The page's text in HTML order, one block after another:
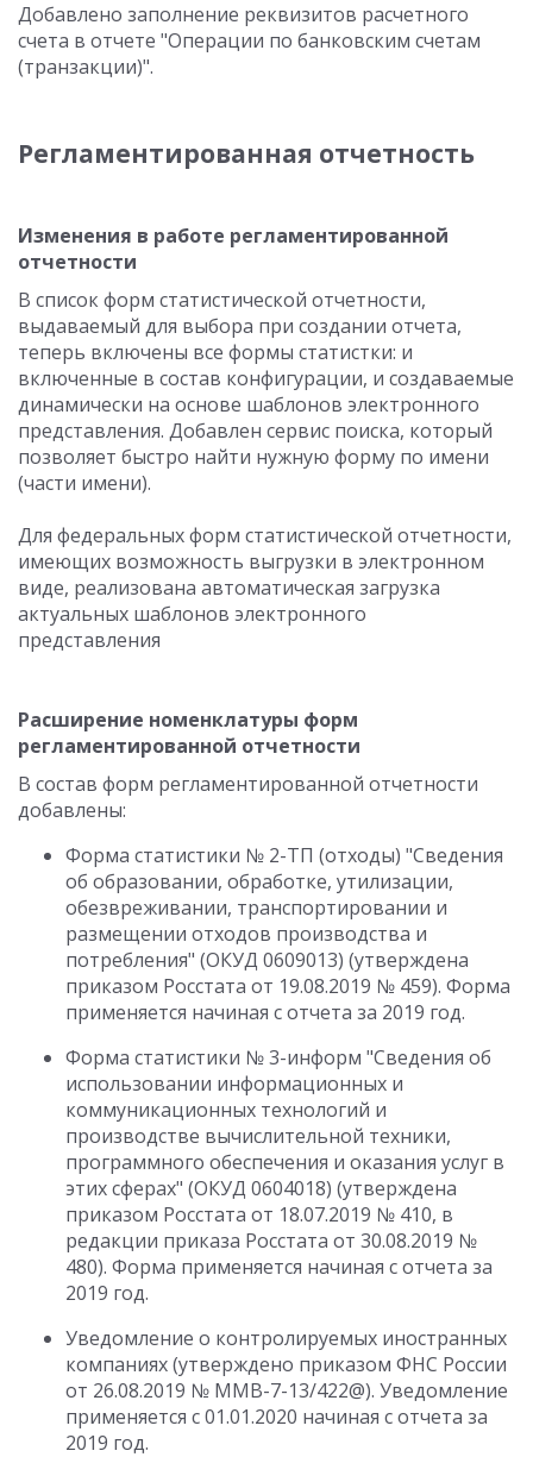
Добавлено заполнение реквизитов расчетного
счета в отчете "Операции по банковским счетам
(транзакции)".
Регламентированная отчетность
Изменения в работе регламентированной
отчетности
В список форм статистической отчетности,
выдаваемый для выбора при создании отчета,
теперь включены все формы статистки: и
включенные в состав конфигурации, и создаваемые
динамически на основе шаблонов электронного
представления. Добавлен сервис поиска, который
позволяет быстро найти нужную форму по имени
(части имени).
Для федеральных форм статистической отчетности,
имеющих возможность выгрузки в электронном
виде, реализована автоматическая загрузка
актуальных шаблонов электронного
представления
Расширение номенклатуры форм
регламентированной отчетности
В состав форм регламентированной отчетности
добавлены:
Форма статистики № 2-ТП (отходы) "Сведения
об образовании, обработке, утилизации,
обезвреживании, транспортировании и
размещении отходов производства и
потребления" (ОКУД 0609013) (утверждена
приказом Росстата от 19.08.2019 № 459). Форма
применяется начиная с отчета за 2019 год.
Форма статистики № 3-информ "Сведения об
использовании информационных и
коммуникационных технологий и
производстве вычислительной техники,
программного обеспечения и оказания услуг в
этих сферах" (ОКУД 0604018) (утверждена
приказом Росстата от 18.07.2019 № 410, в
редакции приказа Росстата от 30.08.2019 №
480). Форма применяется начиная с отчета за
2019 год.
Уведомление о контролируемых иностранных
компаниях (утверждено приказом ФНС России
от 26.08.2019 № ММВ-7-13/422@). Уведомление
применяется с 01.01.2020 начиная с отчета за
2019 год.